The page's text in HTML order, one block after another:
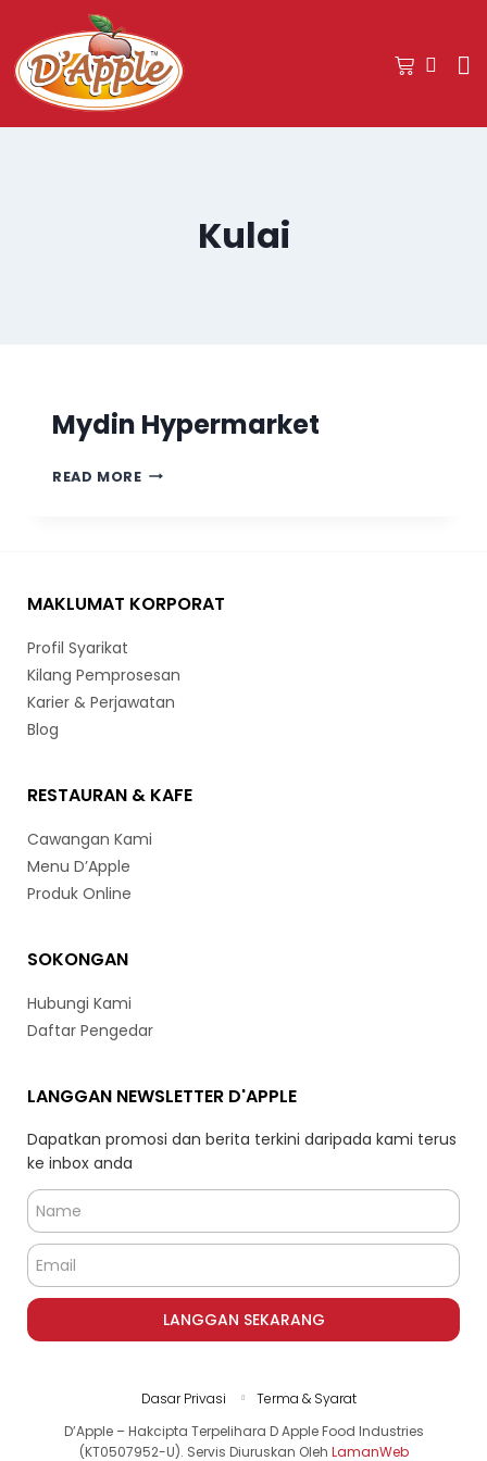
Kulai
Mydin Hypermarket
READ MORE
MAKLUMAT KORPORAT
Profil Syarikat
Kilang Pemprosesan
Karier & Perjawatan
Blog
RESTAURAN & KAFE
Cawangan Kami
Menu D’Apple
Produk Online
SOKONGAN
Hubungi Kami
Daftar Pengedar
LANGGAN NEWSLETTER D'APPLE
Dapatkan promosi dan berita terkini daripada kami terus
ke inbox anda
LANGGAN SEKARANG
D’Apple – Hakcipta Terpelihara D Apple Food Industries
(KT0507952-U). Servis Diuruskan Oleh LamanWeb
Dasar Privasi Terma & Syarat